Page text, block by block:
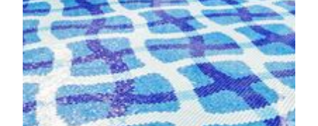
詳しく見る
スイミングプール
静謐な庭園に囲まれたTRIAは、心身の調和を取り戻
すためのオアシス空間です。緑豊かな庭を歩いたり、
開放感あふれるプールでくつろいだりすると、心も体
もゆったりとほどけていきます。プールサイドには、